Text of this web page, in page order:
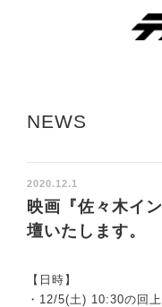
NEWS
2020.12.1
映画『佐々木イ
壇いたします。
【日時】
・12/5(土) 10:30の回